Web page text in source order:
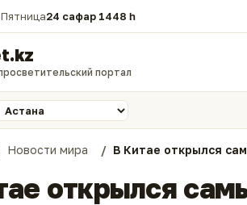
24 сафар 1448 һ.
портал
Новости мира В Китае открылся
открылся